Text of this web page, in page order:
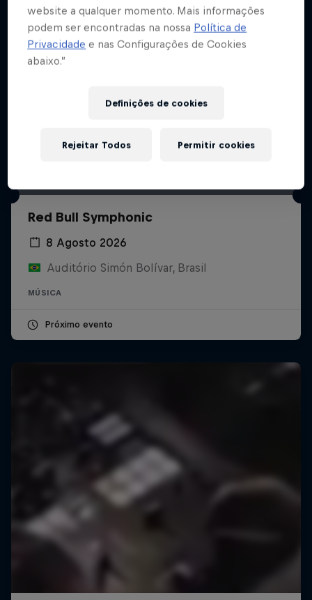
Red Bull Symphonic
8 Agosto 2026
Auditório Simón Bolívar, Brasil
MÚSICA
Próximo evento
website a qualquer momento. Mais informações
podem ser encontradas na nossa Política de
Privacidade e nas Configurações de Cookies
abaixo.”
Definições de cookies
Rejeitar Todos Permitir cookies